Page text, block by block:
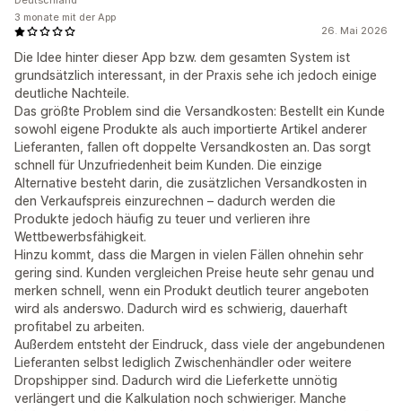
26. Mai 2026
Die Idee hinter dieser App bzw. dem gesamten System ist
grundsätzlich interessant, in der Praxis sehe ich jedoch einige
deutliche Nachteile.
Das größte Problem sind die Versandkosten: Bestellt ein Kunde
sowohl eigene Produkte als auch importierte Artikel anderer
Lieferanten, fallen oft doppelte Versandkosten an. Das sorgt
schnell für Unzufriedenheit beim Kunden. Die einzige
Alternative besteht darin, die zusätzlichen Versandkosten in
den Verkaufspreis einzurechnen – dadurch werden die
Produkte jedoch häufig zu teuer und verlieren ihre
Wettbewerbsfähigkeit.
Hinzu kommt, dass die Margen in vielen Fällen ohnehin sehr
gering sind. Kunden vergleichen Preise heute sehr genau und
merken schnell, wenn ein Produkt deutlich teurer angeboten
wird als anderswo. Dadurch wird es schwierig, dauerhaft
profitabel zu arbeiten.
Außerdem entsteht der Eindruck, dass viele der angebundenen
Lieferanten selbst lediglich Zwischenhändler oder weitere
Dropshipper sind. Dadurch wird die Lieferkette unnötig
verlängert und die Kalkulation noch schwieriger. Manche
3 monate mit der App